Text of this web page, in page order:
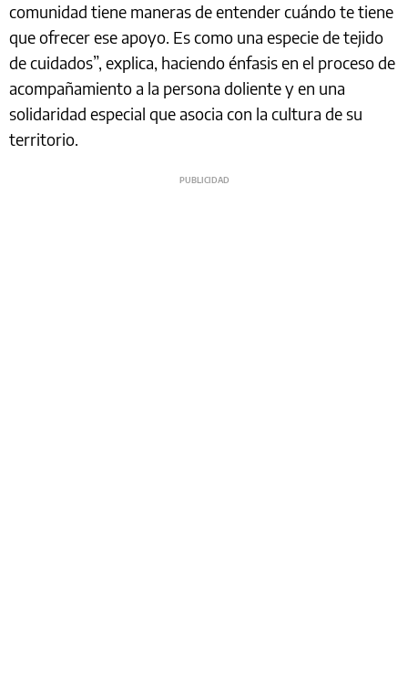
comunidad tiene maneras de entender cuándo te tiene
que ofrecer ese apoyo. Es como una especie de tejido
de cuidados”, explica, haciendo énfasis en el proceso de
acompañamiento a la persona doliente y en una
solidaridad especial que asocia con la cultura de su
territorio.